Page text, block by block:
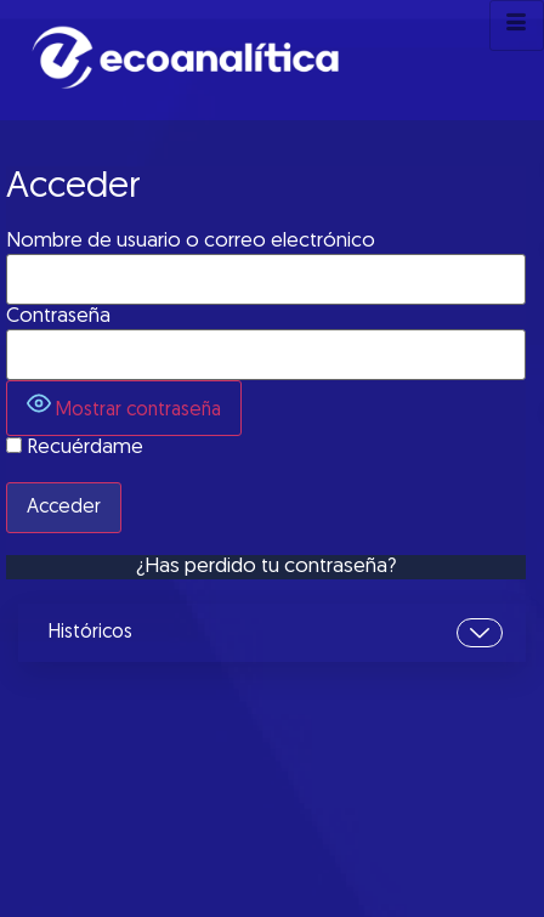
Acceder
Nombre de usuario o correo electrónico
Contraseña
Mostrar contraseña
Recuérdame
¿Has perdido tu contraseña?
Históricos